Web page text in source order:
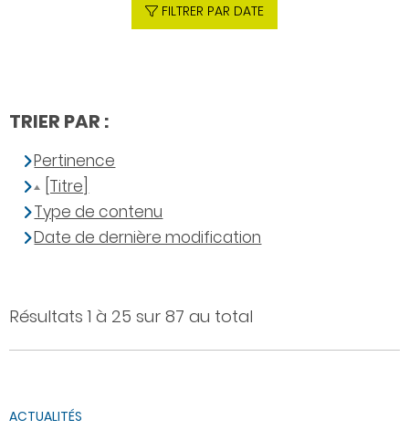
Résultats 1 à 25 sur 87 au total
ACTUALITÉS
FILTRER PAR DATE
TRIER PAR :
Pertinence
[Titre]
Type de contenu
Date de dernière modification